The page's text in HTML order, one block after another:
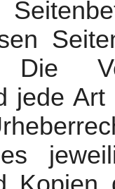
Die
jede